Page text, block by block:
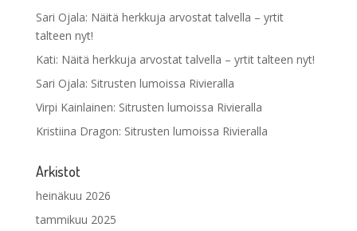
Sari Ojala: Näitä herkkuja arvostat talvella – yrtit
talteen nyt!
Kati: Näitä herkkuja arvostat talvella – yrtit talteen nyt!
Sari Ojala: Sitrusten lumoissa Rivieralla
Virpi Kainlainen: Sitrusten lumoissa Rivieralla
Kristiina Dragon: Sitrusten lumoissa Rivieralla
Arkistot
heinäkuu 2026
tammikuu 2025